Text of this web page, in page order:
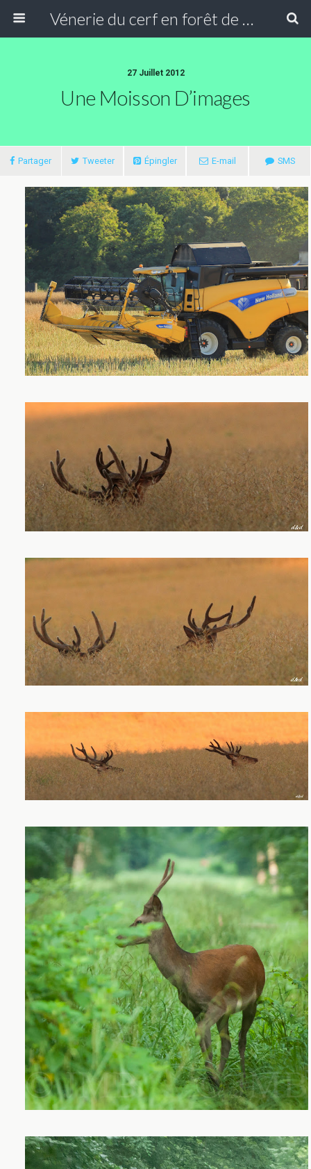
Vénerie du cerf en forêt de Compiègne
27 Juillet 2012
Une Moisson D’images
Partager Tweeter Épingler E-mail SMS